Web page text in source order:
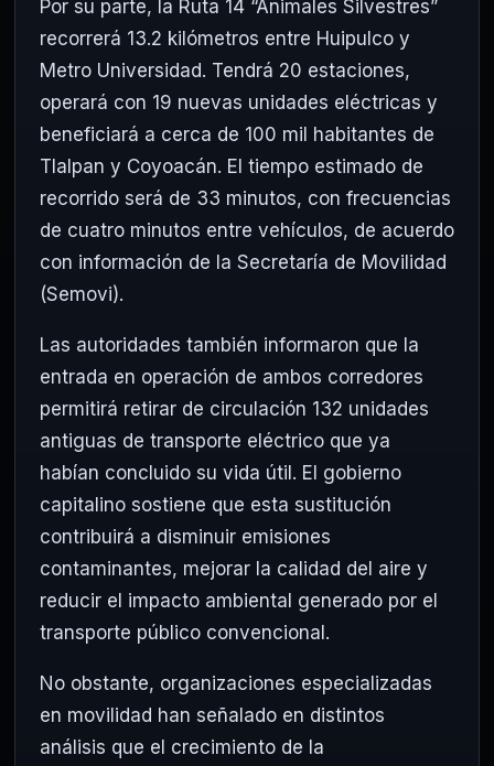
Por su parte, la Ruta 14 “Animales Silvestres”
recorrerá 13.2 kilómetros entre Huipulco y
Metro Universidad. Tendrá 20 estaciones,
operará con 19 nuevas unidades eléctricas y
beneficiará a cerca de 100 mil habitantes de
Tlalpan y Coyoacán. El tiempo estimado de
recorrido será de 33 minutos, con frecuencias
de cuatro minutos entre vehículos, de acuerdo
con información de la Secretaría de Movilidad
(Semovi).
Las autoridades también informaron que la
entrada en operación de ambos corredores
permitirá retirar de circulación 132 unidades
antiguas de transporte eléctrico que ya
habían concluido su vida útil. El gobierno
capitalino sostiene que esta sustitución
contribuirá a disminuir emisiones
contaminantes, mejorar la calidad del aire y
reducir el impacto ambiental generado por el
transporte público convencional.
No obstante, organizaciones especializadas
en movilidad han señalado en distintos
análisis que el crecimiento de la